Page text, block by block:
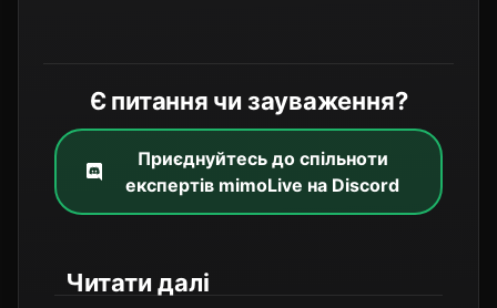
Є питання чи зауваження?
Приєднуйтесь до спільноти
експертів mimoLive на Discord
Читати далі